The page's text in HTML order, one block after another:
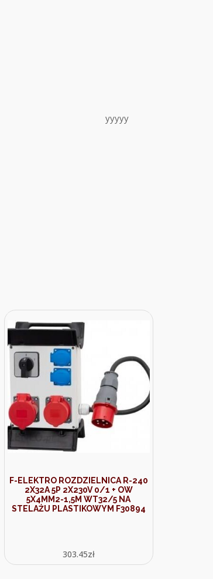
yyyyy
F-ELEKTRO ROZDZIELNICA R-240
2X32A 5P 2X230V 0/1 + OW
5X4MM2-1,5M WT32/5 NA
STELAŻU PLASTIKOWYM F30894
303.45zł